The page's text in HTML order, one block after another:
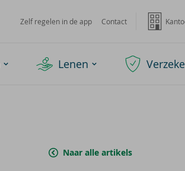
Zelf regelen in de app Contact
Lenen
Naar alle artikels